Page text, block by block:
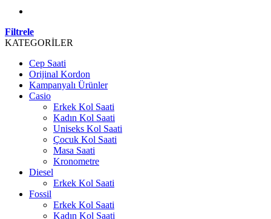
Filtrele
KATEGORİLER
Cep Saati
Orijinal Kordon
Kampanyalı Ürünler
Casio
Erkek Kol Saati
Kadın Kol Saati
Uniseks Kol Saati
Çocuk Kol Saati
Masa Saati
Kronometre
Diesel
Erkek Kol Saati
Fossil
Erkek Kol Saati
Kadın Kol Saati